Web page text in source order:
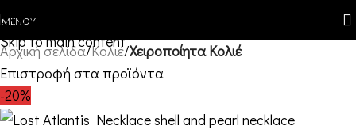
Skip to navigation
Skip to main content
ΜΕΝΟΎ
Αρχική σελίδα Κολιέ Χειροποίητα Κολιέ
Επιστροφή στα προϊόντα
-20%